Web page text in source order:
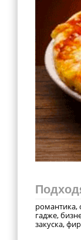
романтика,
гадже,
закуска,